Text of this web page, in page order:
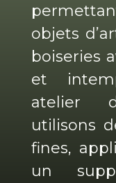
objets
boiseries
et
atelier
utilisons
fines,
un